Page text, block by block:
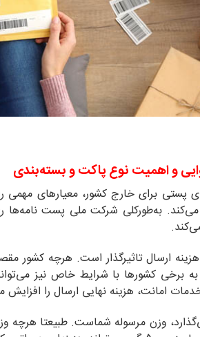
و اهمیت نوع پاکت و بسته‌بندی
برای خارج کشور، معیارهای مهمی
به‌طورکلی شرکت ملی پست نامه‌ها
ارسال تاثیرگذار است. هرچه کشور
برخی کشورها با شرایط خاص نیز می‌تواند
امانت، هزینه نهایی ارسال را
وزن مرسوله شماست. طبیعتا هرچه